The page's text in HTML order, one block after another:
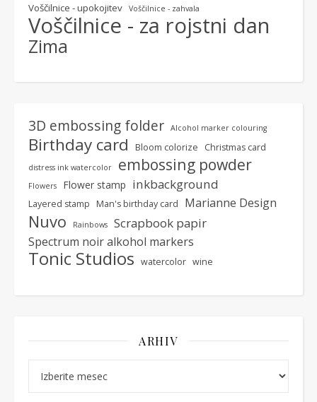
Voščilnice - upokojitev Voščilnice - zahvala
Voščilnice - za rojstni dan
Zima
3D embossing folder Alcohol marker colouring
Birthday card Bloom colorize Christmas card
distress ink watercolor embossing powder
Flowers Flower stamp inkbackground
Layered stamp Man's birthday card Marianne Design
Nuvo Rainbows Scrapbook papir
Spectrum noir alkohol markers
Tonic Studios watercolor wine
ARHIV